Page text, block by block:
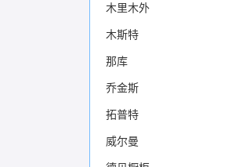
木里木外
木斯特
那库
乔金斯
拓普特
威尔曼